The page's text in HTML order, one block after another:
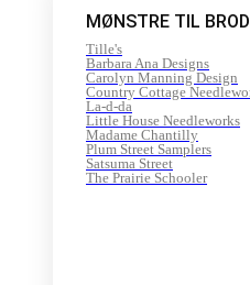
Two)
MØNSTRE TIL
Tille's
Barbara Ana Designs
Carolyn Manning Design
Country Cottage
La-d-da
Little House Needleworks
Madame Chantilly
Plum Street Samplers
Satsuma Street
The Prairie Schooler